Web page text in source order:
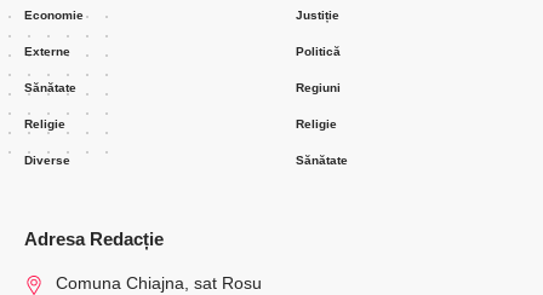
Economie
Externe
Sănătate
Religie
Diverse
Justiție
Politică
Regiuni
Religie
Sănătate
Adresa Redacție
Comuna Chiajna, sat Rosu